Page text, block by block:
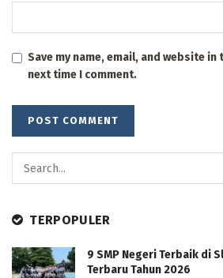
Save my name, email, and website
next time I comment.
TERPOPULER
9 SMP Negeri Terbaik di
Terbaru Tahun 2026